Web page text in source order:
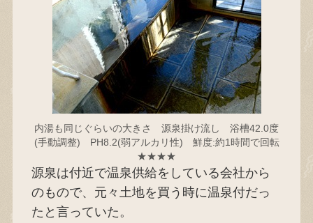
内湯も同じぐらいの大きさ 源泉掛け流し 浴槽42.0度
(手動調整) PH8.2(弱アルカリ性) 鮮度:約1時間で回転
★★★★
源泉は付近で温泉供給をしている会社から
のもので、元々土地を買う時に温泉付だっ
たと言っていた。